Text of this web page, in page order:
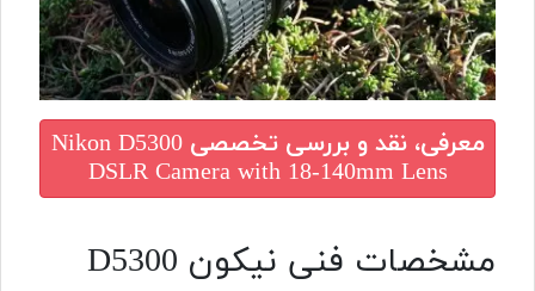
معرفی، نقد و بررسی تخصصیNikon D5300
DSLR Camera with 18-140mm Lens
مشخصات فنی نیکون D5300